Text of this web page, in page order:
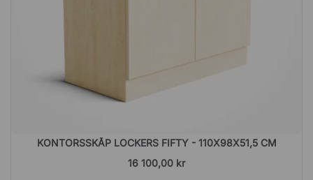
KONTORSSKÅP LOCKERS FIFTY - 110X98X51,5 CM
16 100,00 kr